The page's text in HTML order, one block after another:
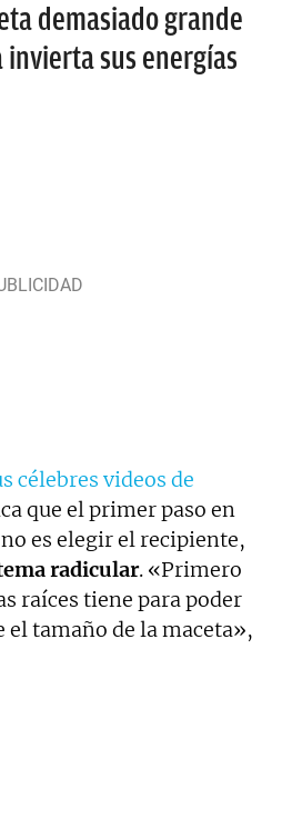
demasiado grande
invierta sus energías
célebres videos de
que el primer paso en
es elegir el recipiente,
radicular. «Primero
raíces tiene para poder
tamaño de la maceta»,